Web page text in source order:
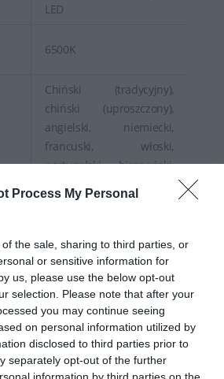
Process My Personal
the sale, sharing to third parties, or
or sensitive information for
us, please use the below opt-out
selection. Please note that after your
you may continue seeing
on personal information utilized by
disclosed to third parties prior to
separately opt-out of the further
information by third parties on the
LED
6500K
Chiński (tradycyjny),
chiński (uproszczony),
angielski, niemiecki,
francuski, włoski,
portugalski, hiszpański,
stronna, technologia Low
Blue Light, podświetlenie
krawędziowe LED, Głębia
Kolorów 8-bit (6-bit + FRC)
Czarna podstawa, czarna
końcówka